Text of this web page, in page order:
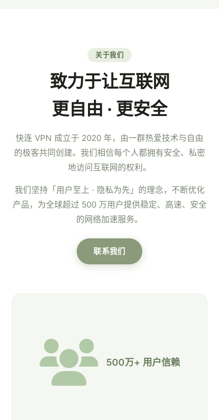
关于我们
致力于让互联网
更自由 · 更安全
快连 VPN 成立于 2020 年，由一群热爱技术与自由
的极客共同创建。我们相信每个人都拥有安全、私密
地访问互联网的权利。
我们坚持「用户至上 · 隐私为先」的理念，不断优化
产品，为全球超过 500 万用户提供稳定、高速、安全
的网络加速服务。
联系我们
500万+ 用户信赖